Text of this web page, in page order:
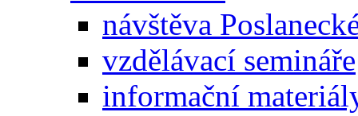
návštěva
vzdělávací semináře
informační